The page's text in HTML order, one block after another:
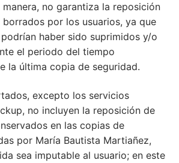
manera, no garantiza la reposición
por los usuarios, ya que
haber sido suprimidos y/o
el periodo del tiempo
la última copia de seguridad.
excepto los servicios
no incluyen la reposición de
en las copias de
por María Bautista Martiañez,
sea imputable al usuario; en este